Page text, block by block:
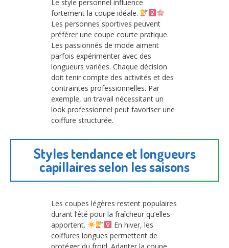
Le style personnel influence
fortement la coupe idéale.
Les personnes sportives peuvent
préférer une coupe courte pratique.
Les passionnés de mode aiment
parfois expérimenter avec des
longueurs variées. Chaque décision
doit tenir compte des activités et des
contraintes professionnelles. Par
exemple, un travail nécessitant un
look professionnel peut favoriser une
coiffure structurée.
Styles tendance et longueurs
capillaires selon les saisons
Les coupes légères restent populaires
durant l’été pour la fraîcheur qu’elles
apportent.
En hiver, les
coiffures longues permettent de